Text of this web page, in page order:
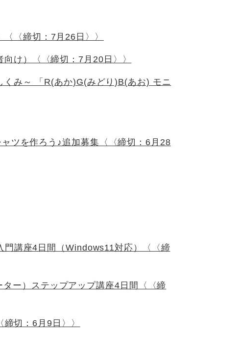
〈締切：7月26日〉〉
け）〈〈締切：7月20日〉〉
くみ～ 「R(あか)G(みどり)B(あお) モニ
ツを作ろう♪追加募集〈〈締切：6月28
門講座4日間（Windows11対応）〈〈締
ー）ステップアップ講座4日間〈〈締
切：6月9日〉〉